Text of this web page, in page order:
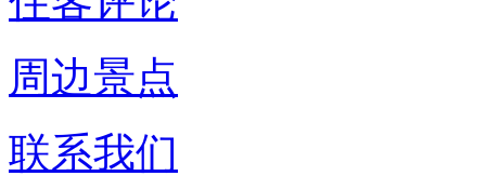
周边景点
联系我们